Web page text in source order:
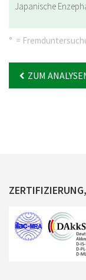
Japanische
° =
ZUM